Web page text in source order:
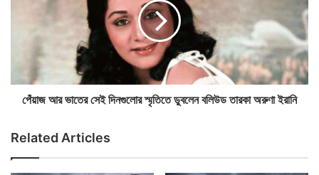
এই সময় সব বরফ গলে যাবে। যেভাবে গ্রিন হাউস গ্যাস নির্গমন
চলছে তাতে চলতি শতকের মধ্যভাগের মধ্যেই অর্থাৎ ২০৫০-এর
মধ্যেই এমনটা ঘটতে চলেছে।
অ
বি
শ্বা
সে
গু
লো
র
পেঁয়াজ আর ভাতের সেই দিনগুলোর স্মৃতিতে ডুবলেন বলিউড তারকা অরুণা ইরানি
Related Articles